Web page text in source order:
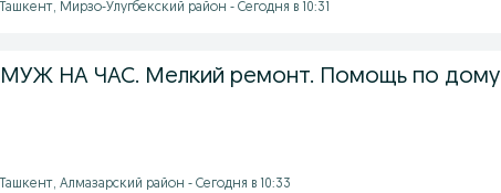
Ташкент, Мирзо-Улугбекский район - Сегодня в 10:31
МУЖ НА ЧАС. Мелкий ремонт. Помощь по дому
Ташкент, Алмазарский район - Сегодня в 10:33